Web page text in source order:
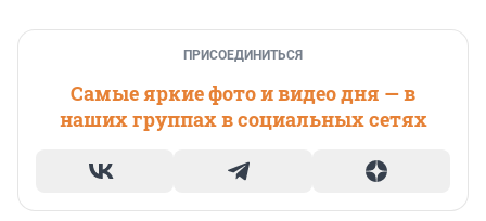
ПРИСОЕДИНИТЬСЯ
Самые яркие фото и видео дня — в
наших группах в социальных сетях